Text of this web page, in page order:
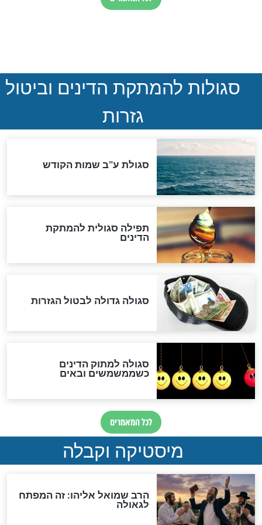
שמזלו דלי
חדשות יהדות
הותר לפרסום: לוחמי מילואים
נהרגו בדרום לבנון
ההסכם החשאי של טראמפ
ואיראן: בלי שקיפות ועם הרבה
סימני שאלה
המסמך האבוד שנחשף
במרתפי מוסקבה: כתב היד
הנדיר של הרשב"ם התגלה
"מודה לקב"ה על כל השנים"
לכל המאמרים